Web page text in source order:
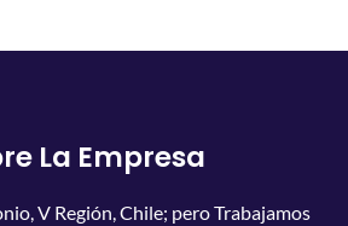
La Empresa
V Región, Chile; pero Trabajamos